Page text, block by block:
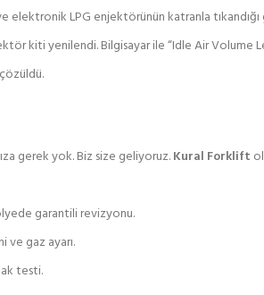
LPG enjektörünün katranla tıkandığı
kiti yenilendi. Bilgisayar ile “Idle Air Volume
gerek yok. Biz size geliyoruz.Kural Forklift
garantili revizyonu.
gaz ayarı.
testi.